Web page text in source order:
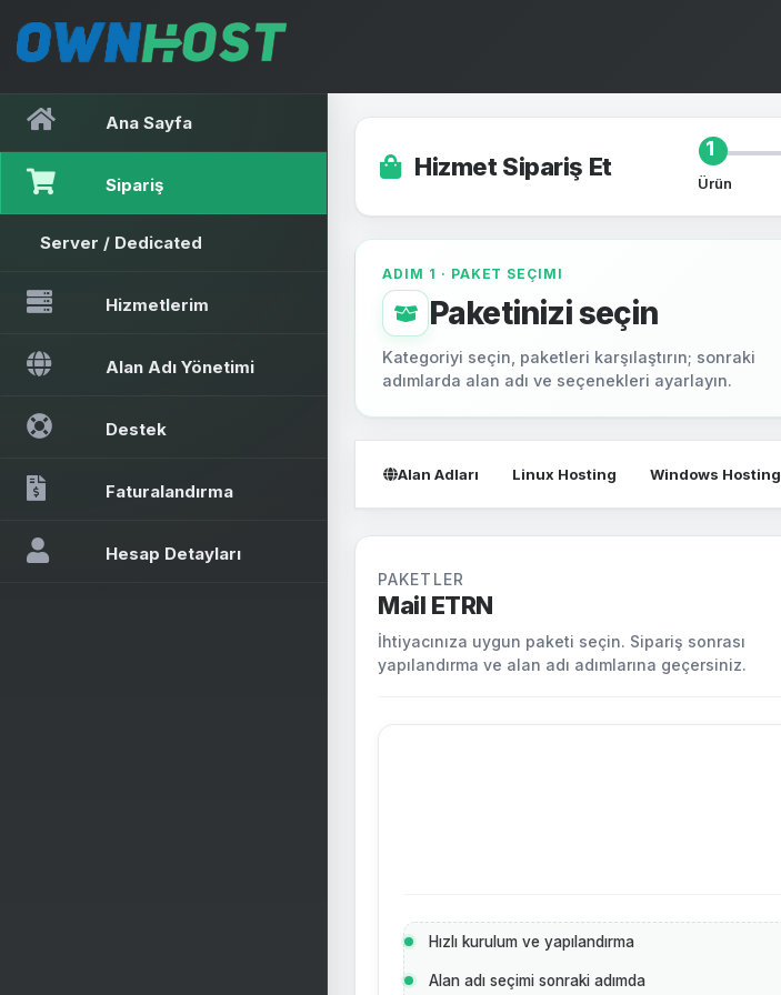
Ana Sayfa
Sipariş
Server / Dedicated
Hizmetlerim
Alan Adı Yönetimi
Destek
Faturalandırma
Hesap Detayları
Hizmet Sipariş Et
1
Ürün
ADIM 1 · PAKET SEÇIMI
Paketinizi seçin
Kategoriyi seçin, paketleri karşılaştırın; sonraki
adımlarda alan adı ve seçenekleri ayarlayın.
Alan Adları Linux Hosting Windows Hosting
PAKETLER
Mail ETRN
İhtiyacınıza uygun paketi seçin. Sipariş sonrası
yapılandırma ve alan adı adımlarına geçersiniz.
Hızlı kurulum ve yapılandırma
Alan adı seçimi sonraki adımda